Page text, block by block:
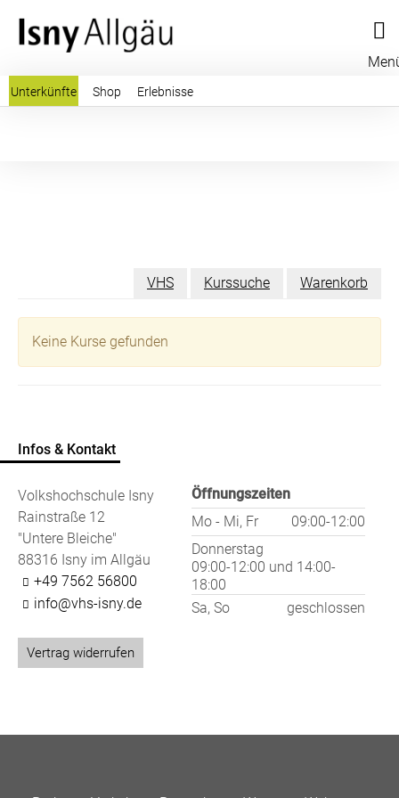
Unterkünfte Shop Erlebnisse
VHS Kurssuche Warenkorb
Keine Kurse gefunden
Infos & Kontakt
Volkshochschule Isny
Rainstraße 12
"Untere Bleiche"
88316 Isny im Allgäu
+49 7562 56800
info@vhs-isny.de
Vertrag widerrufen
Öffnungszeiten
Mo - Mi, Fr
09:00-12:00
Donnerstag
09:00-12:00 und 14:00-
18:00
Sa, So
geschlossen